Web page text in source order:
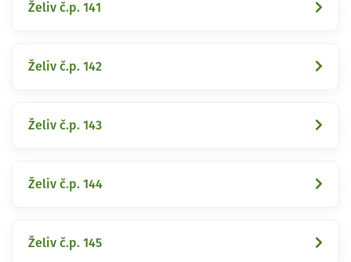
Želiv č.p. 141
Želiv č.p. 142
Želiv č.p. 143
Želiv č.p. 144
Želiv č.p. 145